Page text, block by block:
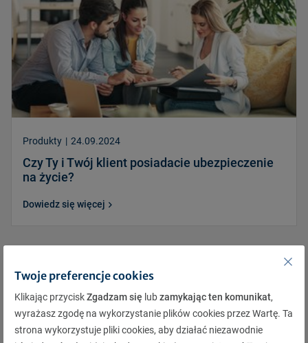
Produkty | 24.09.2024
Czy Ty i Twój klient posiadacie ubezpieczenie
na życie?
Dowiedz się więcej
Twoje preferencje cookies
Klikając przyciskZgadzam się lubzamykając ten komunikat,
wyrażasz zgodę na wykorzystanie plików cookies przez Wartę. Ta
strona wykorzystuje pliki cookies, aby działać niezawodnie